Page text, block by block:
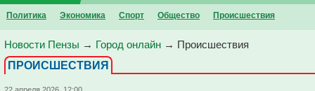
Политика Экономика Спорт Общество Проиcшествия
Новости Пензы → Город онлайн → Проиcшествия
ПРОИCШЕСТВИЯ